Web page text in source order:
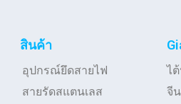
สินค้า
อุปกรณ์ยึดสายไฟ
สายรัดสแตนเลส
ไ
จีน